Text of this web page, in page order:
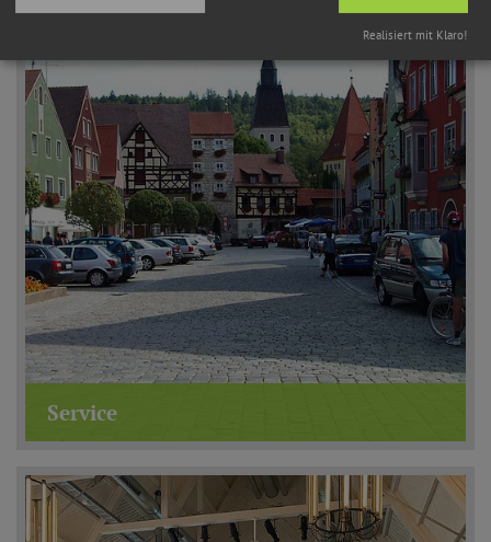
Service
Realisiert mit Klaro!